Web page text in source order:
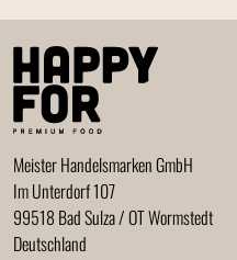
Meister Handelsmarken GmbH
Im Unterdorf 107
99518 Bad Sulza / OT Wormstedt
Deutschland